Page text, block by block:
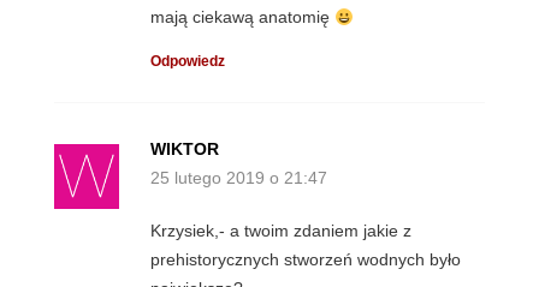
mają ciekawą anatomię
Odpowiedz
WIKTOR
25 lutego 2019 o 21:47
Krzysiek,- a twoim zdaniem jakie z
prehistorycznych stworzeń wodnych było